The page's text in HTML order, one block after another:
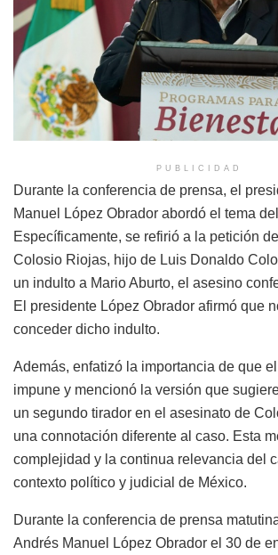
PUBLICIDAD
Durante la conferencia de prensa, el
Manuel López Obrador abordó el tema
Específicamente, se refirió a la petición
Colosio Riojas, hijo de Luis Donaldo
un indulto a Mario Aburto, el asesino
El presidente López Obrador afirmó que
conceder dicho indulto.
Además, enfatizó la importancia de que
impune y mencionó la versión que
un segundo tirador en el asesinato de
una connotación diferente al caso. Esta
complejidad y la continua relevancia del
contexto político y judicial de México.
Durante la conferencia de prensa
Andrés Manuel López Obrador el 30 de